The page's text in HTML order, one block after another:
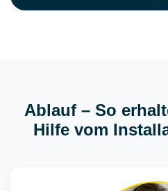
Ablauf – So
Hilfe vom